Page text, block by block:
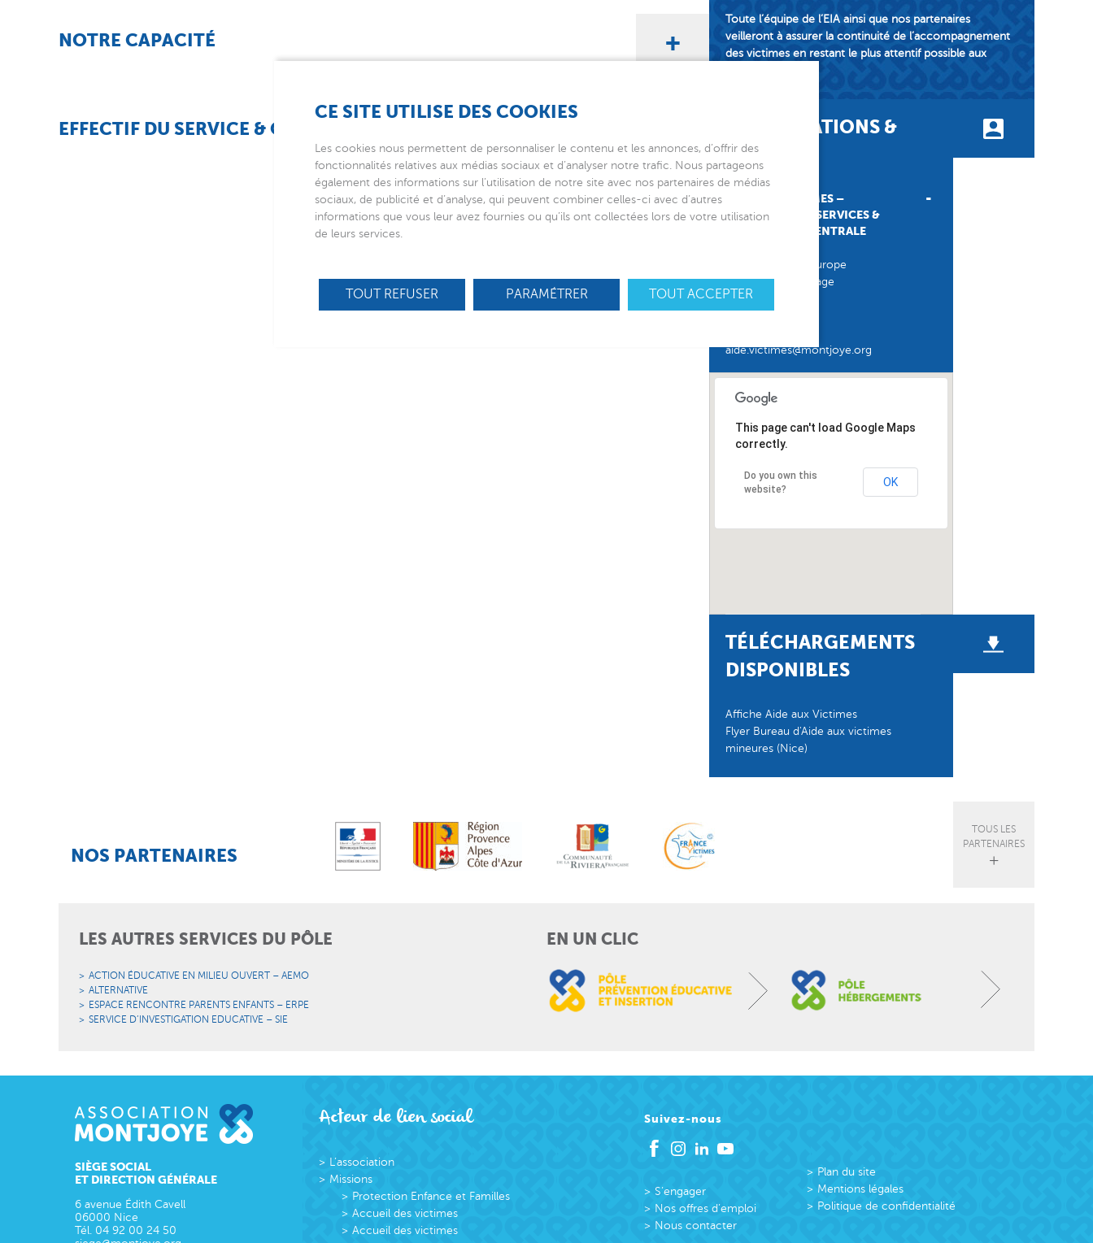
NOTRE CAPACITÉ
EFFECTIF DU SERVICE & ORGANISATION
Toute l’équipe de l’EIA ainsi que nos partenaires
veilleront à assurer la continuité de l’accompagnement
des victimes en restant le plus attentif possible aux
IMPLANTATIONS &
CONTACT
AIDE AUX VICTIMES –
DIRECTION DES SERVICES &
PERMANENCE CENTRALE
Immeuble Nice Europe
– Bloc B – 1er étage
06000 Nice
aide.victimes@montjoye.org
This page can't load Google Maps
correctly.
Do you own this
website?
OK
TÉLÉCHARGEMENTS
DISPONIBLES
Affiche Aide aux Victimes
Flyer Bureau d'Aide aux victimes
mineures (Nice)
NOS PARTENAIRES
TOUS LES
PARTENAIRES
LES AUTRES SERVICES DU PÔLE
ACTION ÉDUCATIVE EN MILIEU OUVERT – AEMO
ALTERNATIVE
ESPACE RENCONTRE PARENTS ENFANTS – ERPE
SERVICE D’INVESTIGATION EDUCATIVE – SIE
EN UN CLIC
SIÈGE SOCIAL
ET DIRECTION GÉNÉRALE
6 avenue Édith Cavell
06000 Nice
Tél. 04 92 00 24 50
Acteur de lien social
L’association
Missions
Protection Enfance et Familles
Accueil des victimes
Accueil des victimes
Suivez-nous
S’engager
Nos offres d’emploi
Nous contacter
Plan du site
Mentions légales
Politique de confidentialité
CE SITE UTILISE DES COOKIES
Les cookies nous permettent de personnaliser le contenu et les annonces, d’offrir des
fonctionnalités relatives aux médias sociaux et d’analyser notre trafic. Nous partageons
également des informations sur l’utilisation de notre site avec nos partenaires de médias
sociaux, de publicité et d’analyse, qui peuvent combiner celles-ci avec d’autres
informations que vous leur avez fournies ou qu’ils ont collectées lors de votre utilisation
de leurs services.
TOUT ACCEPTER
TOUT REFUSER PARAMÉTRER